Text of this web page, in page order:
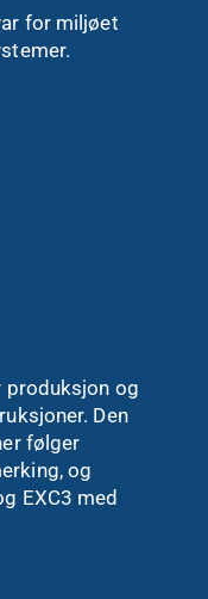
for miljøet
produksjon og
Den
følger
og
EXC3 med